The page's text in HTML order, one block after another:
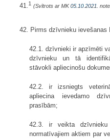
41.1 (Svītrots ar MK05.10.2021.
42. Pirms dzīvnieku ievešanas
42.1. dzīvnieki ir apzīmēti
dzīvnieku un tā
stāvokli apliecinošu
42.2. ir izsniegts
apliecina ievedamo
prasībām;
42.3. ir veikta dzīvnieku
normatīvajiem aktiem par